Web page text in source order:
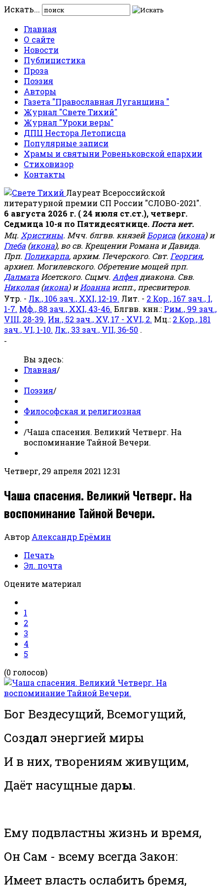
Искать...
Главная
О сайте
Новости
Публицистика
Проза
Поэзия
Авторы
Газета "Православная Луганщина "
Журнал "Свете Тихий"
Журнал "Уроки веры"
ДПЦ Нестора Летописца
Популярные записи
Храмы и святыни Ровеньковской епархии
Стиховизор
Контакты
Лауреат Всероссийской
литературной премии СП России "СЛОВО-2021".
6 августа 2026 г. ( 24 июля ст.ст.), четверг.
Седмица 10-я по Пятидесятнице. Поста нет.
Мц. Христины. Мчч. блгвв. князейБориса (икона) и
Глеба (икона), во св. Крещении Романа и Давида.
Прп. Поликарпа, архим. Печерского. Свт. Георгия,
архиеп. Могилевского. Обретение мощей прп.
Далмата Исетского. Сщмч. Алфеядиакона. Свв.
Николая(икона) иИоанна испп., пресвитеров.
Утр. - Лк., 106 зач., XXI, 12-19. Лит. - 2 Кор., 167 зач., I,
1-7. Мф., 88 зач., XXI, 43-46. Блгвв. кнн.: Рим., 99 зач.,
VIII, 28-39. Ин., 52 зач., XV, 17 - XVI, 2. Мц.: 2 Кор., 181
зач., VI, 1-10. Лк., 33 зач., VII, 36-50 .
-
Вы здесь:
Главная/
Поэзия/
Философская и религиозная
/Чаша спасения. Великий Четверг. На
воспоминание Тайной Вечери.
Четверг, 29 апреля 2021 12:31
Чаша спасения. Великий Четверг. На
воспоминание Тайной Вечери.
Автор Александр Ерёмин
Печать
Эл. почта
Оцените материал
1
2
3
4
5
(0 голосов)
Бог Вездесущий, Всемогущий,
Создал энергией миры
И в них, творениям живущим,
Даёт насущные дары.
Ему подвластны жизнь и время,
Он Сам - всему всегда Закон:
Имеет власть ослабить бремя,